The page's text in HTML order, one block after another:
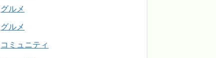
グルメ
グルメ
コミュニティ